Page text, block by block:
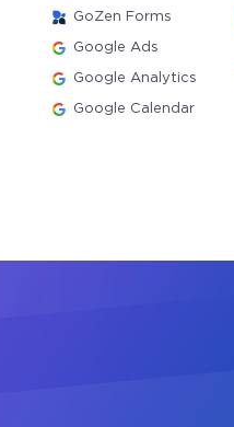
GoZen Forms
Google Ads
Google Analytics
Google Calendar